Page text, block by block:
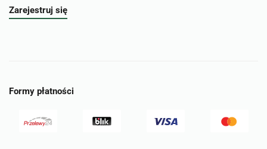
Zarejestruj się
Formy płatności